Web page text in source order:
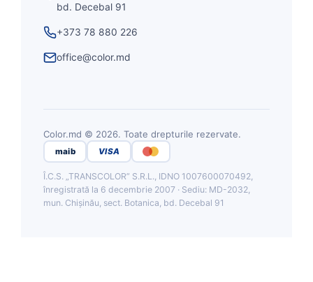
bd. Decebal 91
+373 78 880 226
office@color.md
Color.md © 2026. Toate drepturile rezervate.
maib VISA
Î.C.S. „TRANSCOLOR” S.R.L., IDNO 1007600070492,
înregistrată la 6 decembrie 2007 · Sediu: MD-2032,
mun. Chișinău, sect. Botanica, bd. Decebal 91